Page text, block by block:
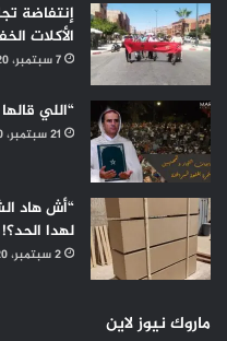
إنتفاضة
الأكلات
7 سبتمبر، 2020
“اللي
21 سبتمبر، 2020
“أش هاد
لهدا الحد؟!
2 سبتمبر، 2020
ماروك نيوز لاين